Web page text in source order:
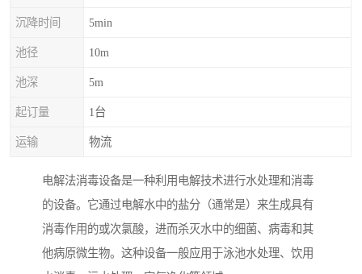
沉降时间 5min
池径 10m
池深 5m
起订量 1台
运输 物流
电解法消毒设备是一种利用电解技术进行水处理和消毒
的设备。它通过电解水中的盐分（通常是）来生成具有
消毒作用的或次氯酸，进而杀灭水中的细菌、病毒和其
他病原微生物。这种设备一般应用于泳池水处理、饮用